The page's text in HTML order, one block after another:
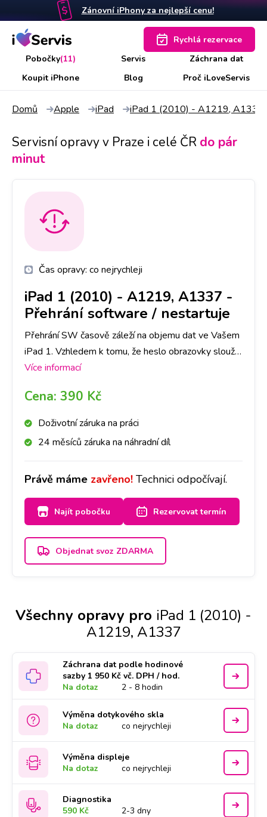
Zánovní iPhony za nejlepší cenu!
Pobočky(11) Servis
Záchrana dat
Koupit iPhone
Blog Proč iLoveServis
Rychlá rezervace
Domů Apple iPad iPad 1 (2010) - A1219, A1337
Servisní opravy v Praze i celé ČR do pár
minut
Čas opravy: co nejrychleji
iPad 1 (2010) - A1219, A1337 -
Přehrání software / nestartuje
Přehrání SW časově záleží na objemu dat ve Vašem
iPad 1. Vzhledem k tomu, že heslo obrazovky slouží
jako ochrana dat ve Vašem telefonu, je nutné počítat
zálohu.
Více informací
Cena: 390 Kč
Doživotní záruka na práci
24 měsíců záruka na náhradní díl
Právě máme zavřeno! Technici odpočívají.
Najít pobočku Rezervovat termín
Objednat svoz ZDARMA
Všechny opravy pro iPad 1 (2010) -
A1219, A1337
Záchrana dat podle hodinové
sazby 1 950 Kč vč. DPH / hod.
Na dotaz
2 - 8 hodin
Výměna dotykového skla
Na dotaz
co nejrychleji
Výměna displeje
Na dotaz
co nejrychleji
Diagnostika
590 Kč
2-3 dny